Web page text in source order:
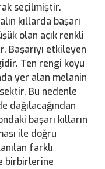
seçilmiştir.
kıllarda başarı
olan açık renkli
Başarıyı etkileyen
Ten rengi koyu
yer alan melanin
Bu nedenle
dağılacağından
başarı kılların
ile doğru
farklı
birbirlerine